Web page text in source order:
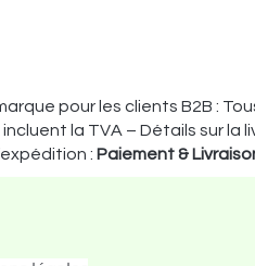
pour les clients B2B :
incluent la TVA – Détails sur la
: Paiement &